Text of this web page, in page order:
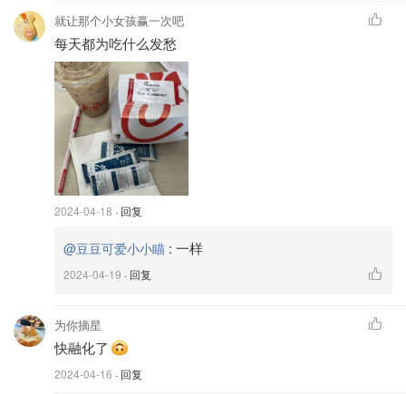
就让那个小女孩赢一次吧
每天都为吃什么发愁
2024-04-18 · 回复
@豆豆可爱小小瞄 : 一样
2024-04-19 · 回复
为你摘星
快融化了
2024-04-16 · 回复